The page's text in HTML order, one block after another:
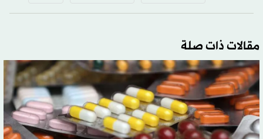
مقالات ذات صلة